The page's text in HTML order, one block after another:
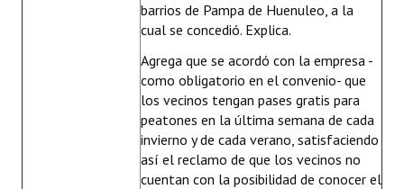
barrios de Pampa de Huenuleo, a la
cual se concedió. Explica.
Agrega que se acordó con la empresa -
como obligatorio en el convenio- que
los vecinos tengan pases gratis para
peatones en la última semana de cada
invierno y de cada verano, satisfaciendo
así el reclamo de que los vecinos no
cuentan con la posibilidad de conocer el